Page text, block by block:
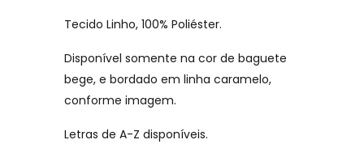
Tecido Linho, 100% Poliéster.
Disponível somente na cor de baguete
bege, e bordado em linha caramelo,
conforme imagem.
Letras de A-Z disponíveis.